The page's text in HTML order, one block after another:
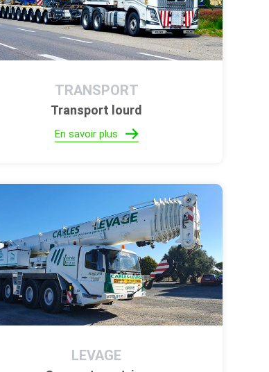
TRANSPORT
Transport lourd
En savoir plus
LEVAGE